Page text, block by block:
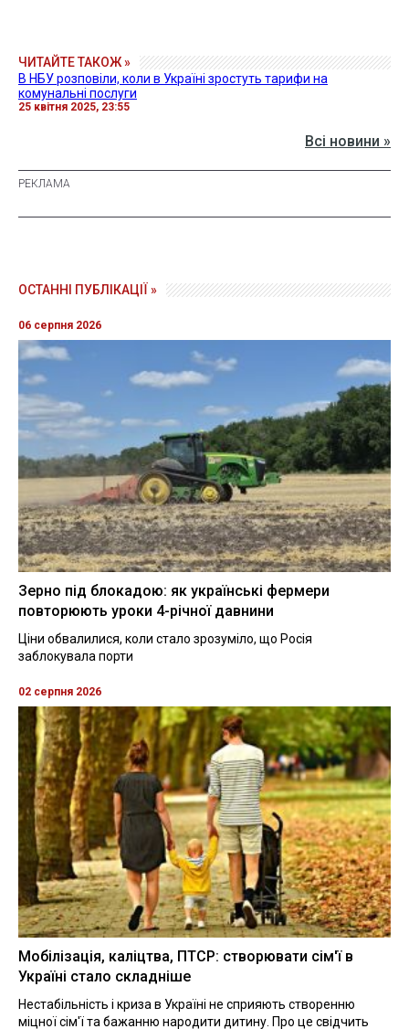
ЧИТАЙТЕ ТАКОЖ »
В НБУ розповіли, коли в Україні зростуть тарифи на
комунальні послуги
25 квітня 2025, 23:55
Всі новини »
ОСТАННІ ПУБЛІКАЦІЇ »
06 серпня 2026
Зерно під блокадою: як українські фермери
повторюють уроки 4-річної давнини
Ціни обвалилися, коли стало зрозуміло, що Росія
заблокувала порти
02 серпня 2026
Мобілізація, каліцтва, ПТСР: створювати сім'ї в
Україні стало складніше
Нестабільність і криза в Україні не сприяють створенню
міцної сім'ї та бажанню народити дитину. Про це свідчить